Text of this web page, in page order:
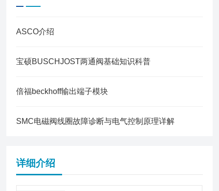
ASCO介绍
宝硕BUSCHJOST两通阀基础知识科普
倍福beckhoff输出端子模块
SMC电磁阀线圈故障诊断与电气控制原理详解
详细介绍